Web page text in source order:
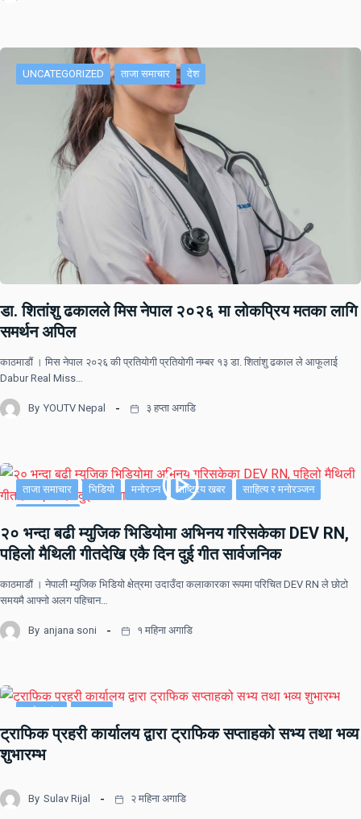
UNCATEGORIZED ताजा समाचार देश
डा. शितांशु ढकालले मिस नेपाल २०२६ मा लोकप्रिय मतका लागि
समर्थन अपिल
काठमाडौं । मिस नेपाल २०२६ की प्रतियोगी प्रतियोगी नम्बर १३ डा. शितांशु ढकाल ले आफूलाई
Dabur Real Miss…
By YOUTV Nepal ३ हप्ता अगाडि
ताजा समाचार भिडियो मनोरञ्न राष्ट्रिय खबर साहित्य र मनोरञ्जन
२० भन्दा बढी म्युजिक भिडियोमा अभिनय गरिसकेका DEV RN,
पहिलो मैथिली गीतदेखि एकै दिन दुई गीत सार्वजनिक
काठमाडौं । नेपाली म्युजिक भिडियो क्षेत्रमा उदाउँदा कलाकारका रूपमा परिचित DEV RN ले छोटो
समयमै आफ्नो अलग पहिचान…
By anjana soni १ महिना अगाडि
ट्राफिक प्रहरी कार्यालय द्वारा ट्राफिक सप्ताहको सभ्य तथा भव्य
शुभारम्भ
By Sulav Rijal २ महिना अगाडि